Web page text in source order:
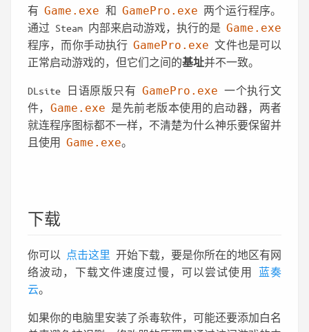
有Game.exe 和 GamePro.exe 两个运行程序。
通过 Steam 内部来启动游戏，执行的是 Game.exe
程序，而你手动执行GamePro.exe 文件也是可以
正常启动游戏的，但它们之间的基址并不一致。
DLsite 日语原版只有GamePro.exe 一个执行文
件， Game.exe 是先前老版本使用的启动器，两者
就连程序图标都不一样，不清楚为什么神乐要保留并
且使用 Game.exe。
下载
你可以 点击这里 开始下载，要是你所在的地区有网
络波动，下载文件速度过慢，可以尝试使用 蓝奏
云。
如果你的电脑里安装了杀毒软件，可能还要添加白名